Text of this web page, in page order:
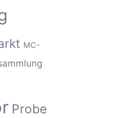
MC-
Probe